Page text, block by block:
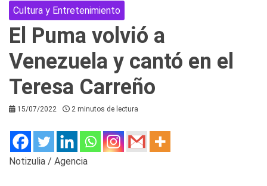
Cultura y Entretenimiento
El Puma volvió a
Venezuela y cantó en el
Teresa Carreño
15/07/2022 2 minutos de lectura
Notizulia / Agencia